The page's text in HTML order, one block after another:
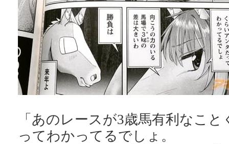
「あのレースが3歳馬有利なこ
ってわかってるでしょ。